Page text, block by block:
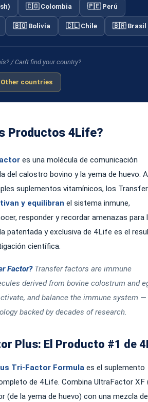
🇨🇴 Colombia 🇵🇪 Perú
🇧🇴 Bolivia 🇨🇱 Chile 🇧🇷 Brasil
/ Can't find your country?
Other countries
Productos 4Life?
es una molécula de comunicación
del calostro bovino y la yema de huevo. A
suplementos vitamínicos, los Transfer
y equilibran el sistema inmune,
responder y recordar amenazas para
patentada y exclusiva de 4Life es el
científica.
Factor?Transfer factors are immune
derived from bovine colostrum and
and balance the immune system —
backed by decades of research.
Plus: El Producto #1 de
Tri-Factor Formula es el suplemento
de 4Life. Combina UltraFactor XF
(de la yema de huevo) con una mezcla de